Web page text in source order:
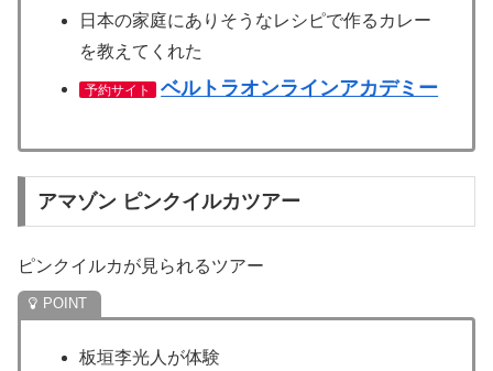
日本の家庭にありそうなレシピで作るカレー
を教えてくれた
予約サイト ベルトラオンラインアカデミー
アマゾン ピンクイルカツアー
ピンクイルカが見られるツアー
板垣李光人が体験